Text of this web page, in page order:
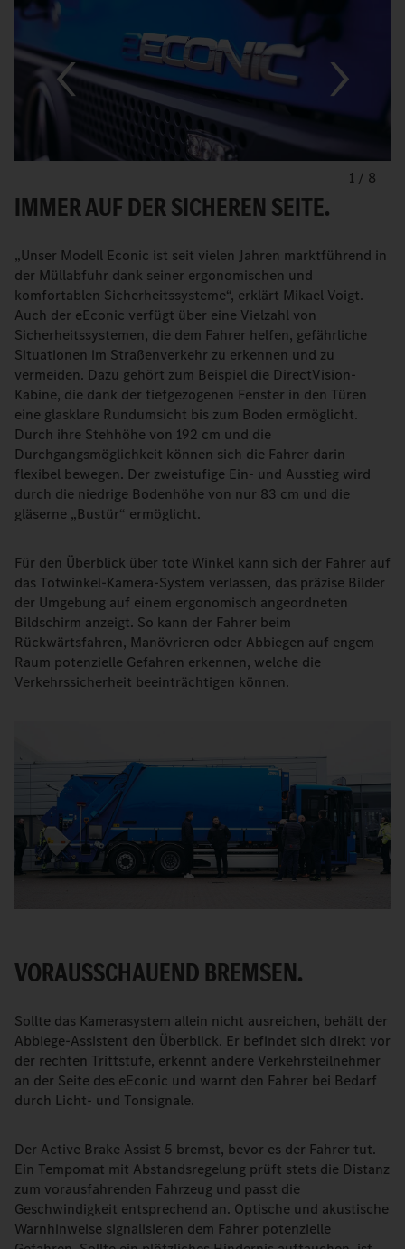
1 / 8
IMMER AUF DER SICHEREN SEITE.
„Unser Modell Econic ist seit vielen Jahren marktführend in
der Müllabfuhr dank seiner ergonomischen und
komfortablen Sicherheitssysteme“, erklärt Mikael Voigt.
Auch der eEconic verfügt über eine Vielzahl von
Sicherheitssystemen, die dem Fahrer helfen, gefährliche
Situationen im Straßenverkehr zu erkennen und zu
vermeiden. Dazu gehört zum Beispiel die DirectVision-
Kabine, die dank der tiefgezogenen Fenster in den Türen
eine glasklare Rundumsicht bis zum Boden ermöglicht.
Durch ihre Stehhöhe von 192 cm und die
Durchgangsmöglichkeit können sich die Fahrer darin
flexibel bewegen. Der zweistufige Ein- und Ausstieg wird
durch die niedrige Bodenhöhe von nur 83 cm und die
gläserne „Bustür“ ermöglicht.
Für den Überblick über tote Winkel kann sich der Fahrer auf
das Totwinkel-Kamera-System verlassen, das präzise Bilder
der Umgebung auf einem ergonomisch angeordneten
Bildschirm anzeigt. So kann der Fahrer beim
Rückwärtsfahren, Manövrieren oder Abbiegen auf engem
Raum potenzielle Gefahren erkennen, welche die
Verkehrssicherheit beeinträchtigen können.
VORAUSSCHAUEND BREMSEN.
Sollte das Kamerasystem allein nicht ausreichen, behält der
Abbiege-Assistent den Überblick. Er befindet sich direkt vor
der rechten Trittstufe, erkennt andere Verkehrsteilnehmer
an der Seite des eEconic und warnt den Fahrer bei Bedarf
durch Licht- und Tonsignale.
Der Active Brake Assist 5 bremst, bevor es der Fahrer tut.
Ein Tempomat mit Abstandsregelung prüft stets die Distanz
zum vorausfahrenden Fahrzeug und passt die
Geschwindigkeit entsprechend an. Optische und akustische
Warnhinweise signalisieren dem Fahrer potenzielle